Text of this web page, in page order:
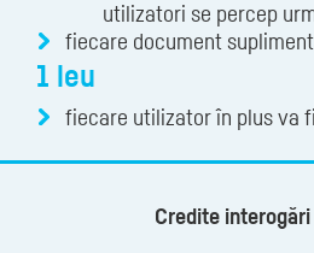
utilizatori se percep
fiecare document
1 leu
fiecare utilizator în plus va
Credite